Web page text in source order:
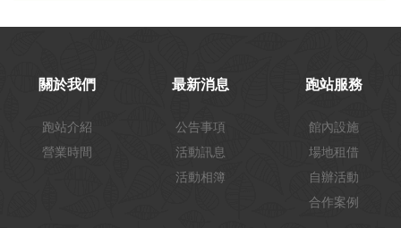
關於我們
跑站介紹
營業時間
最新消息
公告事項
活動訊息
活動相簿
跑站服務
館內設施
場地租借
自辦活動
合作案例